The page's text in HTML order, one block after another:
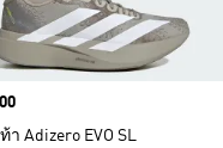
า Adizero EVO SL